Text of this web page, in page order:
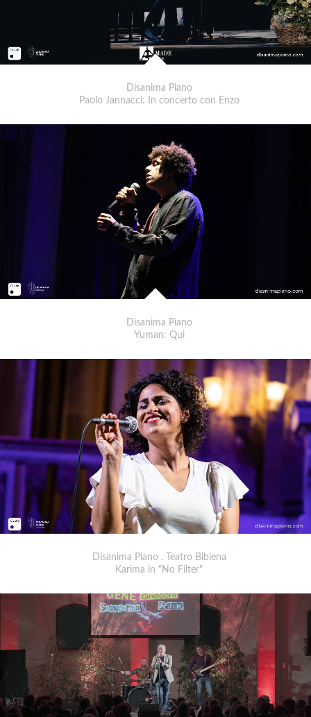
Disanima Piano
Paolo Jannacci: In concerto con Enzo
Disanima Piano
Yuman: Qui
Disanima Piano . Teatro Bibiena
Karima in "No Filter"